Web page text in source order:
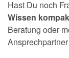
Hast Du noch
Wissen
Beratung oder